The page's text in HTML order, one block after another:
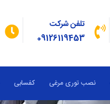
تلفن شرکت
09126119453
نصب توری مرغی کفسابی